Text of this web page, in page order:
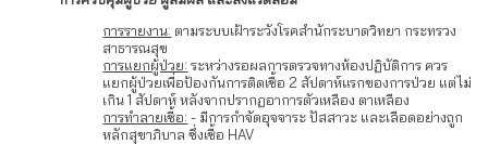
การรายงาน: ตามระบบเฝ้าระวังโรคสำนักระบาดวิทยา กระทรวง
สาธารณสุข
การแยกผู้ป่วย: ระหว่างรอผลการตรวจทางห้องปฏิบัติการ ควร
แยกผู้ป่วยเพื่อป้องกันการติดเชื้อ 2 สัปดาห์แรกของการป่วย แต่ไม่
เกิน 1 สัปดาห์ หลังจากปรากฏอาการตัวเหลือง ตาเหลือง
การทำลายเชื้อ: - มีการกำจัดอุจจาระ ปัสสาวะ และเลือดอย่างถูก
หลักสุขาภิบาล ซึ่งเชื้อ HAV